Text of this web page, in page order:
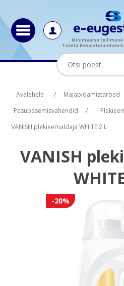
Minimaalse tellimuse
Tasuta
Avalehele / Majapidamistarbed
Pesupesemisvahendid
/
VANISH plekieemaldaja WHITE 2 L
VANISH
-20%